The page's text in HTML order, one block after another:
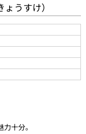
うすけ）
十分。